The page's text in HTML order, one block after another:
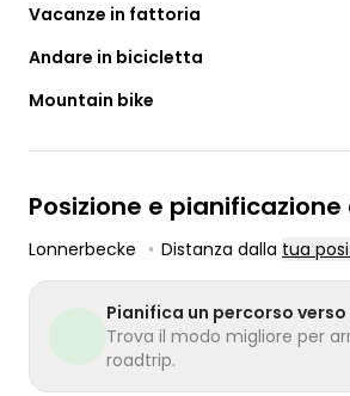
Vacanze in fattoria
Andare in bicicletta
Mountain bike
Posizione e
Lonnerbecke • Distanza dalla tua
Pianifica un percorso
Trova il modo migliore per
roadtrip.